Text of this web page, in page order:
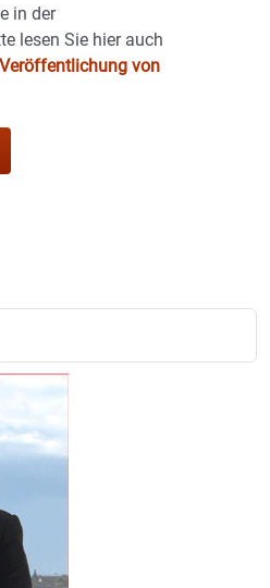
in der
lesen Sie hier auch
von